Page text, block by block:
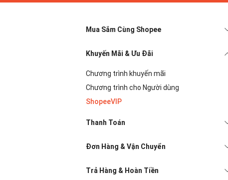
Mua Sắm Cùng Shopee
Khuyến Mãi & Ưu Đãi
Chương trình khuyến mãi
Chương trình cho Người dùng
ShopeeVIP
Thanh Toán
Đơn Hàng & Vận Chuyển
Trả Hàng & Hoàn Tiền